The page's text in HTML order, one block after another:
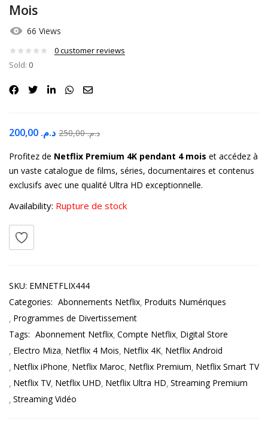
Mois
66 Views
0customer reviews
Sold: 0
د.م. د.م.250,00
Profitez de Netflix Premium 4K pendant 4 mois et accédez à
un vaste catalogue de films, séries, documentaires et contenus
exclusifs avec une qualité Ultra HD exceptionnelle.
Availability: Rupture de stock
SKU: EMNETFLIX444
Categories: Abonnements Netflix Produits Numériques
Programmes de Divertissement
Tags: Abonnement Netflix Compte Netflix Digital Store
Electro Miza Netflix 4 Mois Netflix 4K Netflix Android
Netflix iPhone Netflix Maroc Netflix Premium Netflix Smart TV
Netflix TV Netflix UHD Netflix Ultra HD Streaming Premium
Streaming Vidéo